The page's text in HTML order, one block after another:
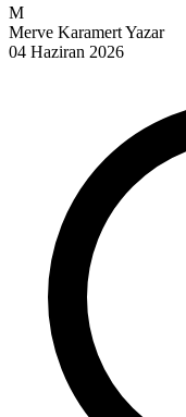
M
Merve KaramertYazar
04 Haziran 2026